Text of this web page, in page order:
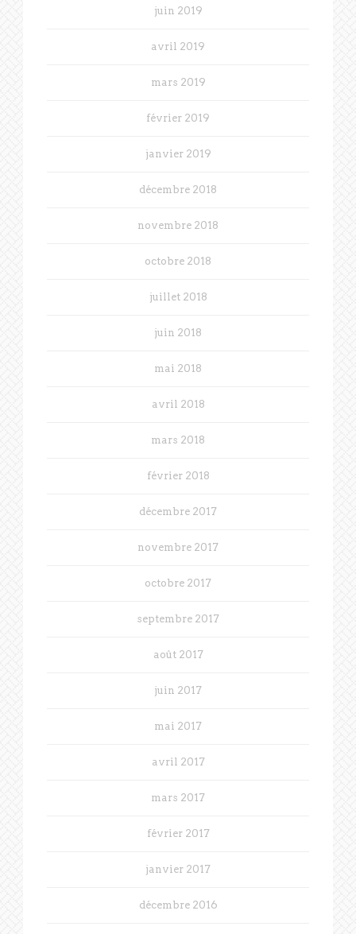
juin 2019
avril 2019
mars 2019
février 2019
janvier 2019
décembre 2018
novembre 2018
octobre 2018
juillet 2018
juin 2018
mai 2018
avril 2018
mars 2018
février 2018
décembre 2017
novembre 2017
octobre 2017
septembre 2017
août 2017
juin 2017
mai 2017
avril 2017
mars 2017
février 2017
janvier 2017
décembre 2016